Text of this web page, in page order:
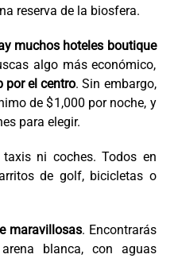
reserva de la biosfera.
muchos hoteles boutique
algo más económico,
por el centro. Sin embargo,
de $1,000 por noche, y
para elegir.
ni coches. Todos en
de golf, bicicletas o
maravillosas. Encontrarás
blanca, con aguas